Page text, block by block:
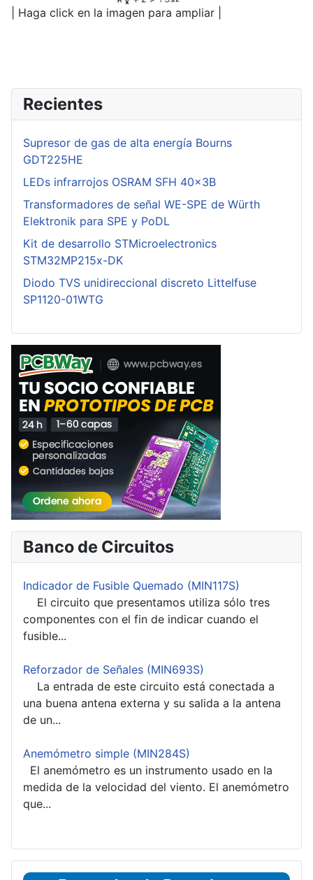
| Haga click en la imagen para ampliar |
Recientes
Supresor de gas de alta energía Bourns
GDT225HE
LEDs infrarrojos OSRAM SFH 40x3B
Transformadores de señal WE-SPE de Würth
Elektronik para SPE y PoDL
Kit de desarrollo STMicroelectronics
STM32MP215x-DK
Diodo TVS unidireccional discreto Littelfuse
SP1120-01WTG
Banco de Circuitos
Indicador de Fusible Quemado (MIN117S)
El circuito que presentamos utiliza sólo tres
componentes con el fin de indicar cuando el
fusible...
Reforzador de Señales (MIN693S)
La entrada de este circuito está conectada a
una buena antena externa y su salida a la antena
de un...
Anemómetro simple (MIN284S)
El anemómetro es un instrumento usado en la
medida de la velocidad del viento. El anemómetro
que...